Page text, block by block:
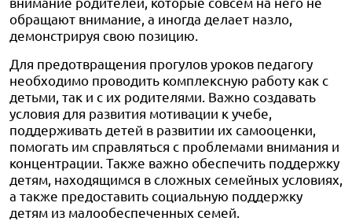
обращают внимание, а иногда делает назло,
демонстрируя свою позицию.
Для предотвращения прогулов уроков педагогу
необходимо проводить комплексную работу как с
детьми, так и с их родителями. Важно создавать
условия для развития мотивации к учебе,
поддерживать детей в развитии их самооценки,
помогать им справляться с проблемами внимания и
концентрации. Также важно обеспечить поддержку
детям, находящимся в сложных семейных условиях,
а также предоставить социальную поддержку
детям из малообеспеченных семей.